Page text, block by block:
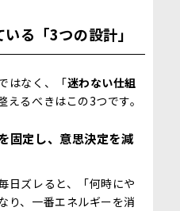
る「3つの設計」
はなく、「迷わない仕組
えるべきはこの3つです。
固定し、意思決定を減
日ズレると、「何時にや
り、一番エネルギーを消